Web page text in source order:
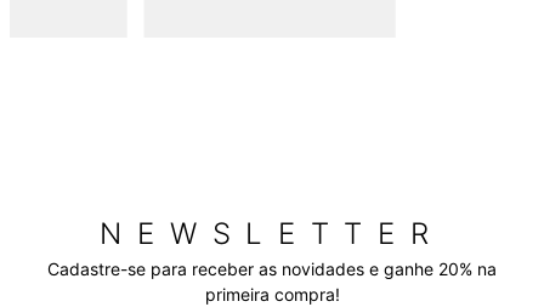
NEWSLETTER
Cadastre-se para receber as novidades e ganhe 20% na
primeira compra!